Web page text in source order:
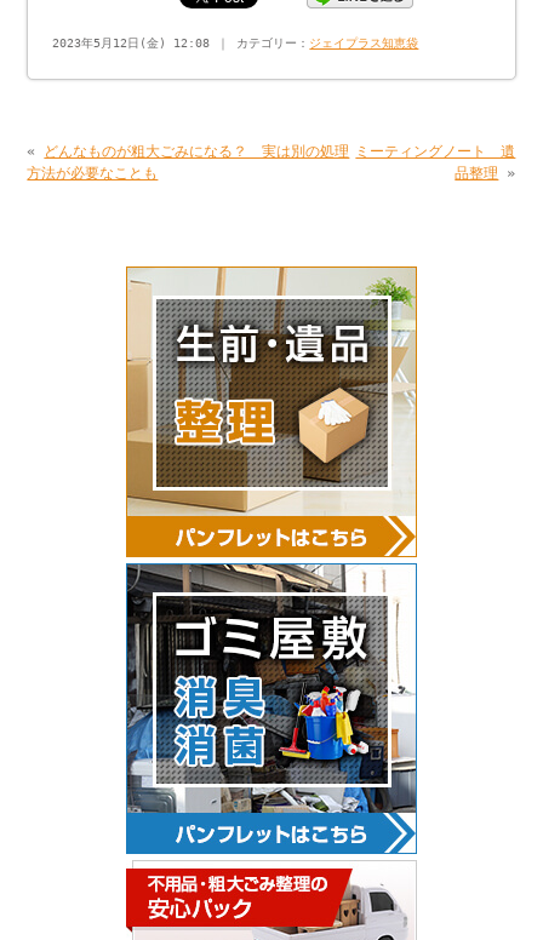
2023年5月12日(金) 12:08 ｜ カテゴリー： ジェイプラス知恵袋
«
どんなものが粗大ごみになる？ 実は別の処理
方法が必要なことも
ミーティングノート 遺
品整理 »